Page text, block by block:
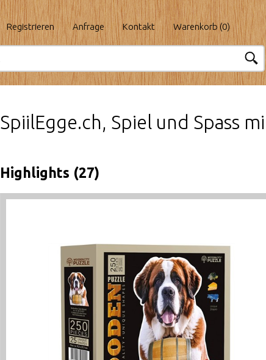
Registrieren Anfrage Kontakt Warenkorb (0)
SpiilEgge.ch, Spiel und Spass
Highlights (27)